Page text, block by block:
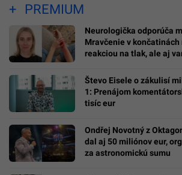
PREMIUM
Neurologička odporúča
Mravčenie v
reakciou na tlak, ale aj
Števo Eisele o zákulisí
1: Prenájom
tisíc eur
Ondřej Novotný z
dal aj 50 miliónov eur,
za astronomickú sumu